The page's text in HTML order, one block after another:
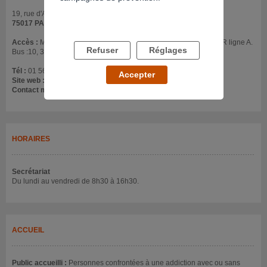
19, rue d'Armaillé Hôpital Marmottan
75017 PARIS
Accès : Métro : Etoile ou Ternes (ligne 2), Argentine (ligne 1). RER ligne A.
Bus :10, 30, 31
Tél : 01 56 68 70 24
Site web :
www.hopital-marmottan.fr
Contact mail :
HORAIRES
Secrétariat
Du lundi au vendredi de 8h30 à 16h30.
ACCUEIL
Public accueilli : Personnes confrontées à une addiction avec ou sans
Refuser Réglages
Accepter